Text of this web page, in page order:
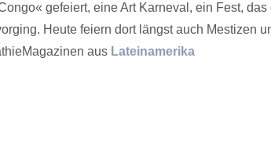
gefeiert, eine Art Karneval, ein Fest, das
Heute feiern dort längst auch Mestizen
aus Lateinamerika